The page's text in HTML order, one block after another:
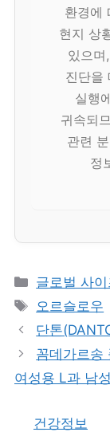
환경에
현지 상
있으며
진단을
실행
귀속되
관련
정
카
테
리
글로벌 사
태
그
오르슬로우
단톤
꼼데가르송
여성용 L과 남
건강정보